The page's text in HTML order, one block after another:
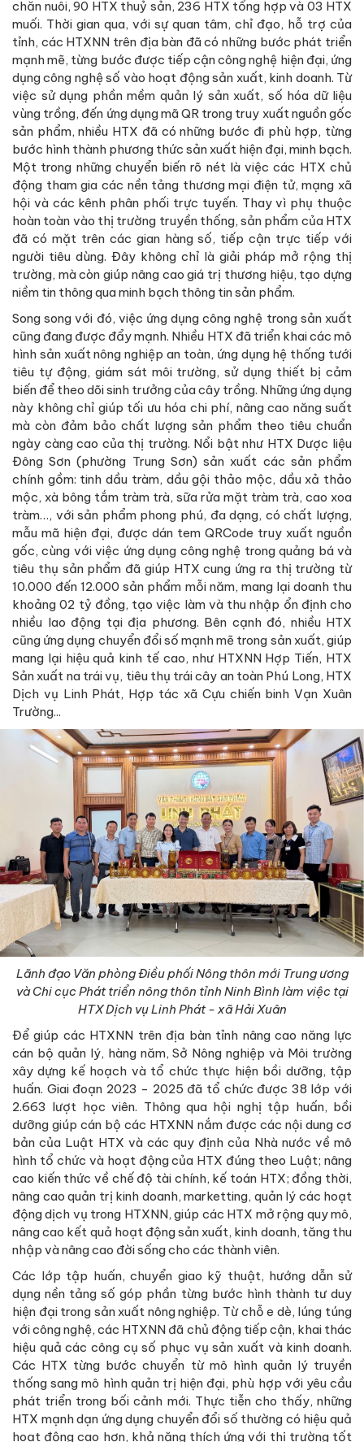
chăn nuôi, 90 HTX thuỷ sản, 236 HTX tổng hợp và 03 HTX
muối. Thời gian qua, với sự quan tâm, chỉ đạo, hỗ trợ của
tỉnh, các HTXNN trên địa bàn đã có những bước phát triển
mạnh mẽ, từng bước được tiếp cận công nghệ hiện đại, ứng
dụng công nghệ số vào hoạt động sản xuất, kinh doanh. Từ
việc sử dụng phần mềm quản lý sản xuất, số hóa dữ liệu
vùng trồng, đến ứng dụng mã QR trong truy xuất nguồn gốc
sản phẩm, nhiều HTX đã có những bước đi phù hợp, từng
bước hình thành phương thức sản xuất hiện đại, minh bạch.
Một trong những chuyển biến rõ nét là việc các HTX chủ
động tham gia các nền tảng thương mại điện tử, mạng xã
hội và các kênh phân phối trực tuyến. Thay vì phụ thuộc
hoàn toàn vào thị trường truyền thống, sản phẩm của HTX
đã có mặt trên các gian hàng số, tiếp cận trực tiếp với
người tiêu dùng. Đây không chỉ là giải pháp mở rộng thị
trường, mà còn giúp nâng cao giá trị thương hiệu, tạo dựng
niềm tin thông qua minh bạch thông tin sản phẩm.
Song song với đó, việc ứng dụng công nghệ trong sản xuất
cũng đang được đẩy mạnh. Nhiều HTX đã triển khai các mô
hình sản xuất nông nghiệp an toàn, ứng dụng hệ thống tưới
tiêu tự động, giám sát môi trường, sử dụng thiết bị cảm
biến để theo dõi sinh trưởng của cây trồng. Những ứng dụng
này không chỉ giúp tối ưu hóa chi phí, nâng cao năng suất
mà còn đảm bảo chất lượng sản phẩm theo tiêu chuẩn
ngày càng cao của thị trường. Nổi bật như HTX Dược liệu
Đông Sơn (phường Trung Sơn) sản xuất các sản phẩm
chính gồm: tinh dầu tràm, dầu gội thảo mộc, dầu xả thảo
mộc, xà bông tắm tràm trà, sữa rửa mặt tràm trà, cao xoa
tràm…, với sản phẩm phong phú, đa dạng, có chất lượng,
mẫu mã hiện đại, được dán tem QRCode truy xuất nguồn
gốc, cùng với việc ứng dụng công nghệ trong quảng bá và
tiêu thụ sản phẩm đã giúp HTX cung ứng ra thị trường từ
10.000 đến 12.000 sản phẩm mỗi năm, mang lại doanh thu
khoảng 02 tỷ đồng, tạo việc làm và thu nhập ổn định cho
nhiều lao động tại địa phương. Bên cạnh đó, nhiều HTX
cũng ứng dụng chuyển đổi số mạnh mẽ trong sản xuất, giúp
mang lại hiệu quả kinh tế cao, như HTXNN Hợp Tiến, HTX
Sản xuất na trái vụ, tiêu thụ trái cây an toàn Phú Long, HTX
Dịch vụ Linh Phát, Hợp tác xã Cựu chiến binh Vạn Xuân
Trường...
Lãnh đạo Văn phòng Điều phối Nông thôn mới Trung ương
và Chi cục Phát triển nông thôn tỉnh Ninh Bình làm việc tại
HTX Dịch vụ Linh Phát - xã Hải Xuân
Để giúp các HTXNN trên địa bàn tỉnh nâng cao năng lực
cán bộ quản lý, hàng năm, Sở Nông nghiệp và Môi trường
xây dựng kế hoạch và tổ chức thực hiện bồi dưỡng, tập
huấn. Giai đoạn 2023 - 2025 đã tổ chức được 38 lớp với
2.663 lượt học viên. Thông qua hội nghị tập huấn, bồi
dưỡng giúp cán bộ các HTXNN nắm được các nội dung cơ
bản của Luật HTX và các quy định của Nhà nước về mô
hình tổ chức và hoạt động của HTX đúng theo Luật; nâng
cao kiến thức về chế độ tài chính, kế toán HTX; đồng thời,
nâng cao quản trị kinh doanh, marketting, quản lý các hoạt
động dịch vụ trong HTXNN, giúp các HTX mở rộng quy mô,
nâng cao kết quả hoạt động sản xuất, kinh doanh, tăng thu
nhập và nâng cao đời sống cho các thành viên.
Các lớp tập huấn, chuyển giao kỹ thuật, hướng dẫn sử
dụng nền tảng số góp phần từng bước hình thành tư duy
hiện đại trong sản xuất nông nghiệp. Từ chỗ e dè, lúng túng
với công nghệ, các HTXNN đã chủ động tiếp cận, khai thác
hiệu quả các công cụ số phục vụ sản xuất và kinh doanh.
Các HTX từng bước chuyển từ mô hình quản lý truyền
thống sang mô hình quản trị hiện đại, phù hợp với yêu cầu
phát triển trong bối cảnh mới. Thực tiễn cho thấy, những
HTX mạnh dạn ứng dụng chuyển đổi số thường có hiệu quả
hoạt động cao hơn, khả năng thích ứng với thị trường tốt